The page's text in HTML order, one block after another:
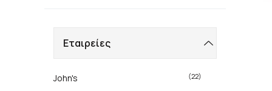
Εταιρείες
John's (22)